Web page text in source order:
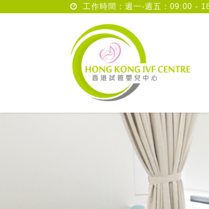
工作時間：週一-週五：09:00 -